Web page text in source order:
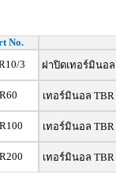
No.
3
ฝาปิดเทอร์มินอล
เทอร์มินอล TBR
เทอร์มินอล TBR
เทอร์มินอล TBR